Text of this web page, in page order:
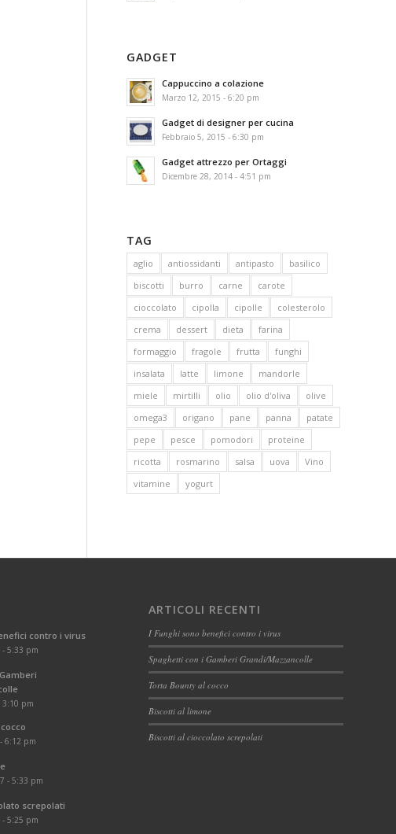
GADGET
Cappuccino a colazione
Marzo 12, 2015 - 6:20 pm
Gadget di designer per cucina
Febbraio 5, 2015 - 6:30 pm
Gadget attrezzo per Ortaggi
Dicembre 28, 2014 - 4:51 pm
TAG
aglio antiossidanti antipasto
basilico
biscotti
burro carne
carote
cioccolato
cipolla cipolle
colesterolo
crema
dessert dieta
farina
formaggio
fragole frutta
funghi
insalata
latte limone
mandorle
miele
mirtilli olio olio d'oliva
olive
omega3
origano pane panna
patate
pepe
pesce pomodori
proteine
ricotta
rosmarino salsa uova
Vino
vitamine
yogurt
contro i virus
- 5:33 pm
3:10 pm
6:12 pm
- 5:33 pm
screpolati
- 5:25 pm
ARTICOLI RECENTI
I Funghi sono benefici contro i virus
Spaghetti con i Gamberi Grandi/Mazzancolle
Torta Bounty al cocco
Biscotti al limone
Biscotti al cioccolato screpolati